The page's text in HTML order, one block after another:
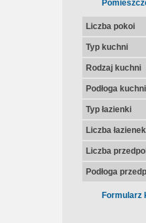
Liczba pokoi
Typ kuchni
Rodzaj kuchni
Podłoga kuchni
Typ łazienki
Liczba łazienek
Liczba
Podłoga
Formularz